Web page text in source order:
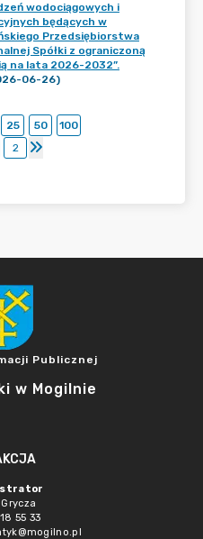
wodociągowych i
będących w
Przedsiębiorstwa
Spółki z ograniczoną
na lata 2026-2032”.
06-26)
25 50
100
2
Publicznej
w Mogilnie
Grycza
55 33